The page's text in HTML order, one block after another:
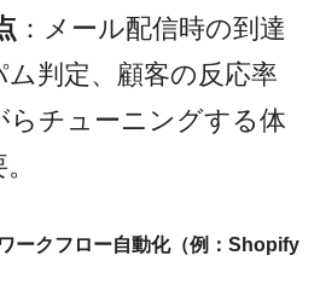
：メール配信時の到達
ム判定、顧客の反応率
らチューニングする体
ークフロー自動化（例：Shopify